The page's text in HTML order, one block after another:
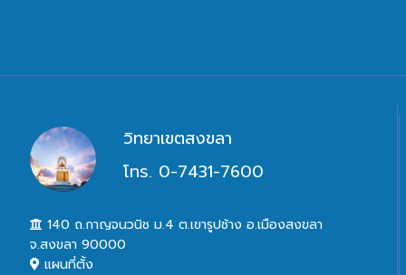
วิทยาเขตสงขลา
โทร. 0-7431-7600
140 ถ.กาญจนวนิช ม.4 ต.เขารูปช้าง อ.เมืองสงขลา
จ.สงขลา 90000
แผนที่ตั้ง